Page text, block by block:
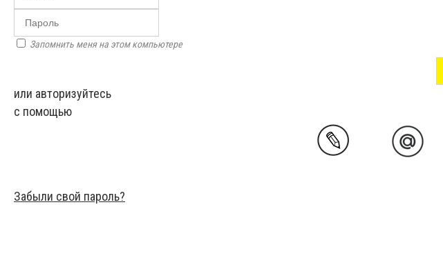
Запомнить меня на этом компьютере
или авторизуйтесь
с помощью
Забыли свой пароль?